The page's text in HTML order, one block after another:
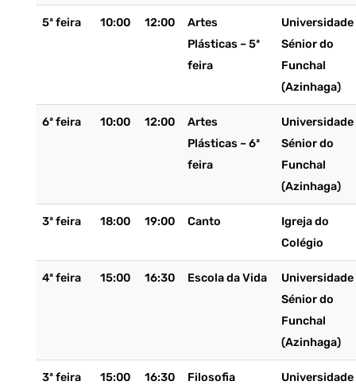
5ª feira 10:00 12:00
Artes
Plásticas – 5ª
feira
Universidade
Sénior do
Funchal
(Azinhaga)
6ª feira 10:00 12:00
Artes
Plásticas – 6ª
feira
Universidade
Sénior do
Funchal
(Azinhaga)
3ª feira 18:00 19:00 Canto
Igreja do
Colégio
4ª feira 15:00 16:30 Escola da Vida
Universidade
Sénior do
Funchal
(Azinhaga)
3ª feira 15:00 16:30
Filosofia
Universidade